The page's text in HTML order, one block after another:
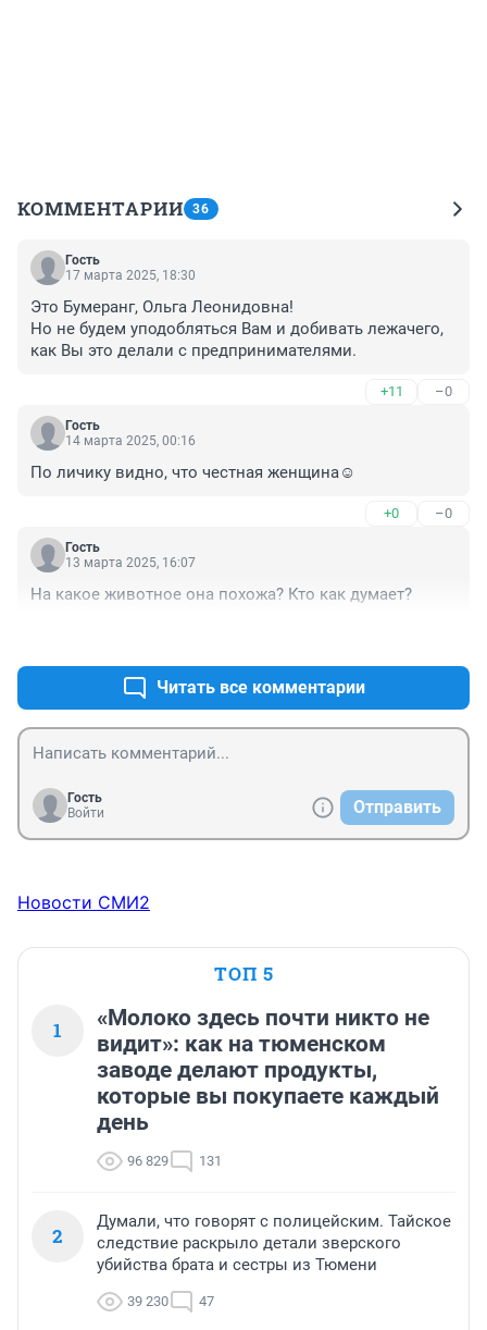
КОММЕНТАРИИ 36
Гость
17 марта 2025, 18:30
Это Бумеранг, Ольга Леонидовна!
Но не будем уподобляться Вам и добивать лежачего,
как Вы это делали с предпринимателями.
+11 –0
Гость
14 марта 2025, 00:16
По личику видно, что честная женщина☺️
+0 –0
Гость
13 марта 2025, 16:07
На какое животное она похожа? Кто как думает?
Читать все комментарии
Гость
Войти
Отправить
Новости СМИ2
ТОП 5
1
«Молоко здесь почти никто не
видит»: как на тюменском
заводе делают продукты,
которые вы покупаете каждый
день
96 829 131
2
Думали, что говорят с полицейским. Тайское
следствие раскрыло детали зверского
убийства брата и сестры из Тюмени
39 230 47